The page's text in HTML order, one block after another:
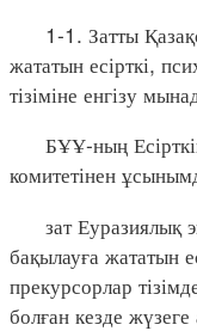
1-1. Затты
жататын есірткі,
тізіміне енгізу
БҰҰ-ның
комитетінен
зат Еуразиялық
бақылауға жататын
прекурсорлар
болған кезде